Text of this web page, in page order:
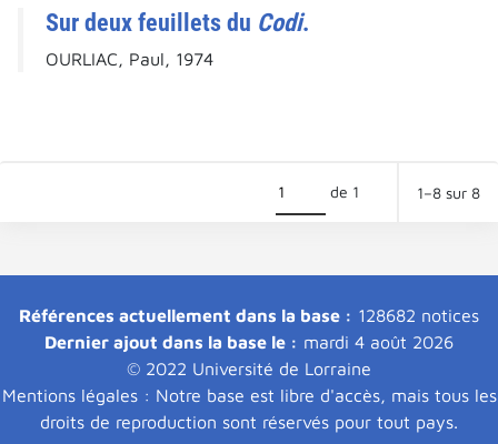
Sur deux feuillets du Codi.
OURLIAC, Paul, 1974
de 1 1–8 sur 8
Références actuellement dans la base : 128682 notices
Dernier ajout dans la base le : mardi 4 août 2026
© 2022 Université de Lorraine
Mentions légales : Notre base est libre d'accès, mais tous les
droits de reproduction sont réservés pour tout pays.